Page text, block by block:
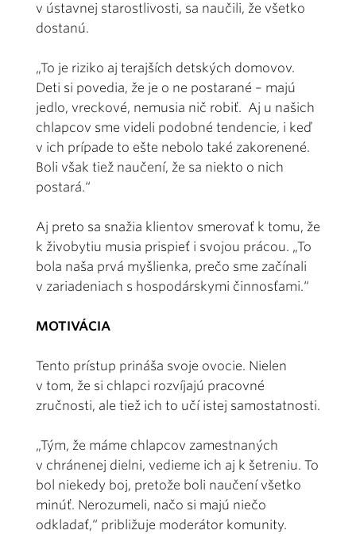
v ústavnej starostlivosti, sa naučili, že všetko
dostanú.
„To je riziko aj terajších detských domovov.
Deti si povedia, že je o ne postarané – majú
jedlo, vreckové, nemusia nič robiť. Aj u našich
chlapcov sme videli podobné tendencie, i keď
v ich prípade to ešte nebolo také zakorenené.
Boli však tiež naučení, že sa niekto o nich
postará.“
Aj preto sa snažia klientov smerovať k tomu, že
k živobytiu musia prispieť i svojou prácou. „To
bola naša prvá myšlienka, prečo sme začínali
v zariadeniach s hospodárskymi činnosťami.“
MOTIVÁCIA
Tento prístup prináša svoje ovocie. Nielen
v tom, že si chlapci rozvíjajú pracovné
zručnosti, ale tiež ich to učí istej samostatnosti.
„Tým, že máme chlapcov zamestnaných
v chránenej dielni, vedieme ich aj k šetreniu. To
bol niekedy boj, pretože boli naučení všetko
minúť. Nerozumeli, načo si majú niečo
odkladať,“ približuje moderátor komunity.